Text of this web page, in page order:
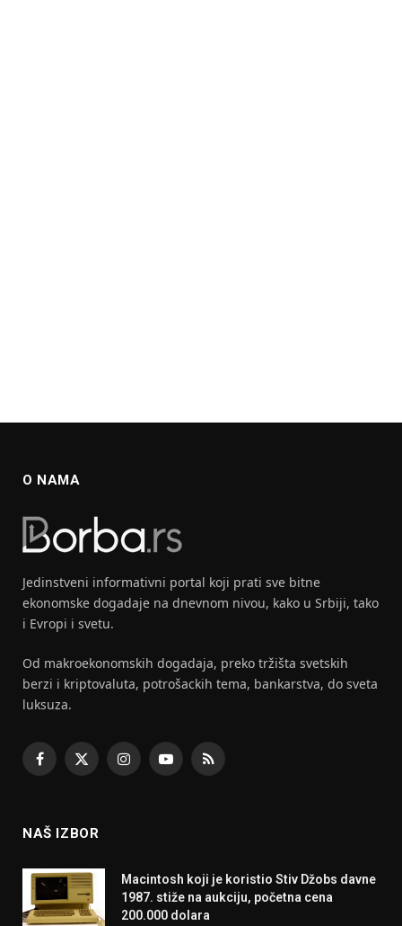
O NAMA
Jedinstveni informativni portal koji prati sve bitne
ekonomske dogadaje na dnevnom nivou, kako u Srbiji, tako
i Evropi i svetu.
Od makroekonomskih dogadaja, preko tržišta svetskih
berzi i kriptovaluta, potrošackih tema, bankarstva, do sveta
luksuza.
Facebook
X
InstagramYouTubeRSS
NAŠ IZBOR
Macintosh koji je koristio Stiv Džobs davne
1987. stiže na aukciju, početna cena
200.000 dolara